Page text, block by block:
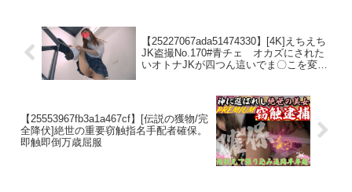
【25227067ada51474330】[4K]えちえち
JK盗撮No.170#青チェ オカズにされた
いオトナJKが四つん這いでま〇こを変態
【25553967fb3a1a467cf】[伝説の獲物/完
全降伏]絶世の重要窃触指名手配者確保。
即触即倒万歳屈服